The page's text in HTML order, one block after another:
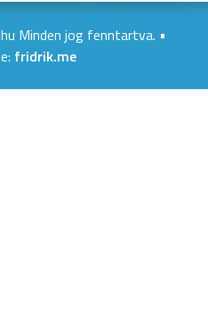
Minden jog fenntartva. •
fridrik.me